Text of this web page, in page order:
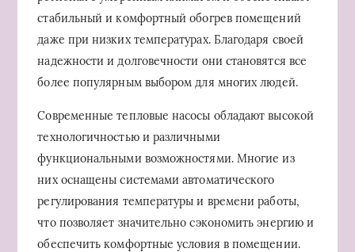
стабильный и комфортный обогрев помещений
даже при низких температурах. Благодаря своей
надежности и долговечности они становятся все
более популярным выбором для многих людей.
Современные тепловые насосы обладают высокой
технологичностью и различными
функциональными возможностями. Многие из
них оснащены системами автоматического
регулирования температуры и времени работы,
что позволяет значительно сэкономить энергию и
обеспечить комфортные условия в помещении.